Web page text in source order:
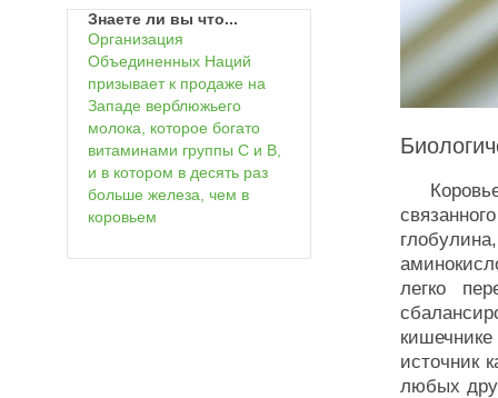
Знаете ли вы что...
Организация
Объединенных Наций
призывает к продаже на
Западе верблюжьего
молока, которое богато
витаминами группы С и В,
и в котором в десять раз
больше железа, чем в
коровьем
Коровье
легко
источник
любых